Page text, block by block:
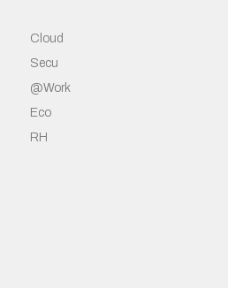
Cloud
Secu
@Work
Eco
RH